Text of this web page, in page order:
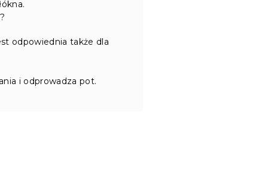
odpowiednia także dla
i odprowadza pot.